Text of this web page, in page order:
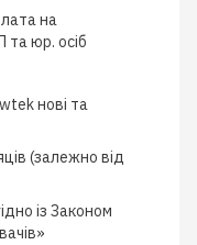
на
юр. осіб
нові та
(залежно від
із Законом